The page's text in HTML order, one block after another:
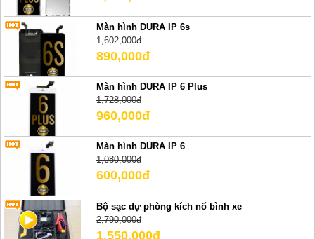
Màn hình DURA IP 6s
1,602,000đ
890,000đ
Màn hình DURA IP 6 Plus
1,728,000đ
960,000đ
Màn hình DURA IP 6
1,080,000đ
600,000đ
Bộ sạc dự phòng kích nổ bình xe
2,790,000đ
1,550,000đ